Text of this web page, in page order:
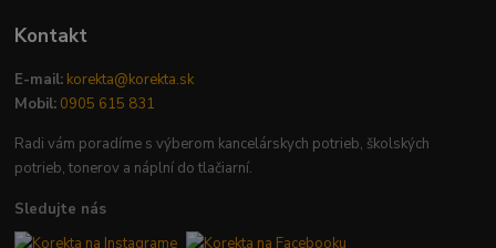
Kontakt
E-mail: korekta@korekta.sk
Mobil: 0905 615 831
Radi vám poradíme s výberom kancelárskych potrieb, školských
potrieb, tonerov a náplní do tlačiarní.
Sledujte nás